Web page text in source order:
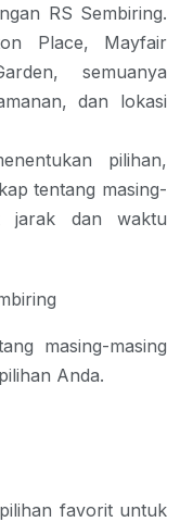
RS Sembiring.
Place, Mayfair
, semuanya
dan lokasi
pilihan,
tentang masing-
jarak dan waktu
masing-masing
Anda.
favorit untuk